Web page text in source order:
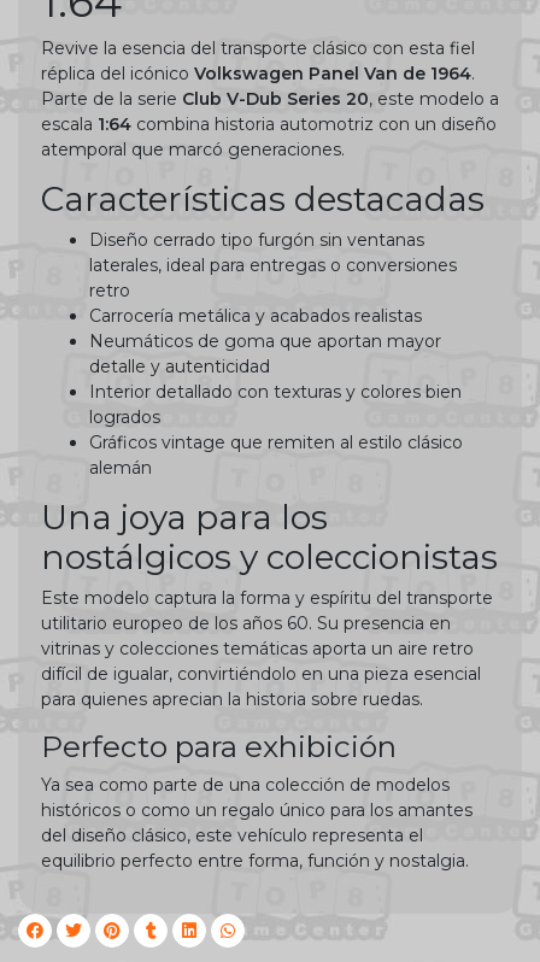
Revive la esencia del transporte clásico con esta fiel
réplica del icónico Volkswagen Panel Van de 1964.
Parte de la serie Club V-Dub Series 20, este modelo a
escala 1:64 combina historia automotriz con un diseño
atemporal que marcó generaciones.
Características destacadas
Diseño cerrado tipo furgón sin ventanas
laterales, ideal para entregas o conversiones
retro
Carrocería metálica y acabados realistas
Neumáticos de goma que aportan mayor
detalle y autenticidad
Interior detallado con texturas y colores bien
logrados
Gráficos vintage que remiten al estilo clásico
alemán
Una joya para los
nostálgicos y coleccionistas
Este modelo captura la forma y espíritu del transporte
utilitario europeo de los años 60. Su presencia en
vitrinas y colecciones temáticas aporta un aire retro
difícil de igualar, convirtiéndolo en una pieza esencial
para quienes aprecian la historia sobre ruedas.
Perfecto para exhibición
Ya sea como parte de una colección de modelos
históricos o como un regalo único para los amantes
del diseño clásico, este vehículo representa el
equilibrio perfecto entre forma, función y nostalgia.